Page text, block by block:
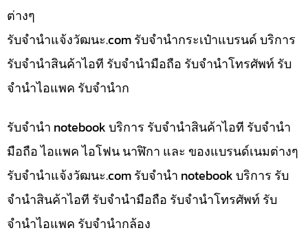
ต่างๆ
รับจํานําแจ้งวัฒนะ.com รับจำนำกระเป๋าแบรนด์ บริการ
รับจำนำสินค้าไอที รับจำนำมือถือ รับจำนำโทรศัพท์ รับ
จำนำไอแพค รับจำนำก
รับจำนำ notebook บริการ รับจำนำสินค้าไอที รับจำนำ
มือถือ ไอแพค ไอโฟน นาฬิกา และ ของแบรนด์เนมต่างๆ
รับจํานําแจ้งวัฒนะ.com รับจำนำ notebook บริการ รับ
จำนำสินค้าไอที รับจำนำมือถือ รับจำนำโทรศัพท์ รับ
จำนำไอแพค รับจำนำกล้อง